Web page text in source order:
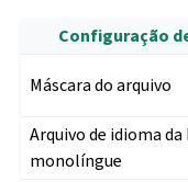
Configuração
Máscara do arquivo
Arquivo de idioma da
monolíngue